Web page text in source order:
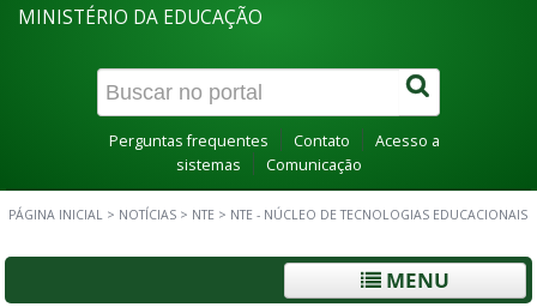
Canais
MINISTÉRIO DA EDUCAÇÃO
Perguntas frequentes Contato
Acesso a
sistemas
Comunicação
PÁGINA INICIAL > NOTÍCIAS > NTE > NTE - NÚCLEO DE TECNOLOGIAS EDUCACIONAIS
MENU